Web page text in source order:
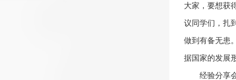
大家，要想获
议同学们，扎
做到有备无患
据国家的发展
经验分享